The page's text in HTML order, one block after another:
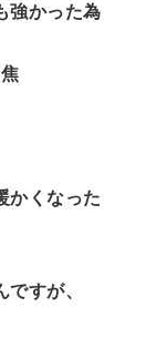
強かった為
かくなった
すが、